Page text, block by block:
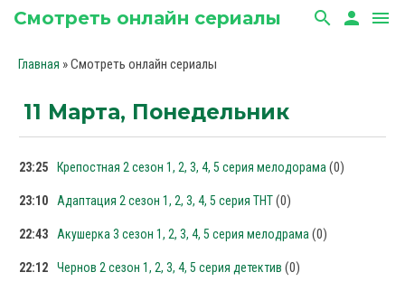
Смотреть онлайн сериалы search person menu
Главная » Смотреть онлайн сериалы
11 Марта, Понедельник
23:25 Крепостная 2 сезон 1, 2, 3, 4, 5 серия мелодорама (0)
23:10 Адаптация 2 сезон 1, 2, 3, 4, 5 серия ТНТ(0)
22:43 Акушерка 3 сезон 1, 2, 3, 4, 5 серия мелодрама (0)
22:12 Чернов 2 сезон 1, 2, 3, 4, 5 серия детектив (0)